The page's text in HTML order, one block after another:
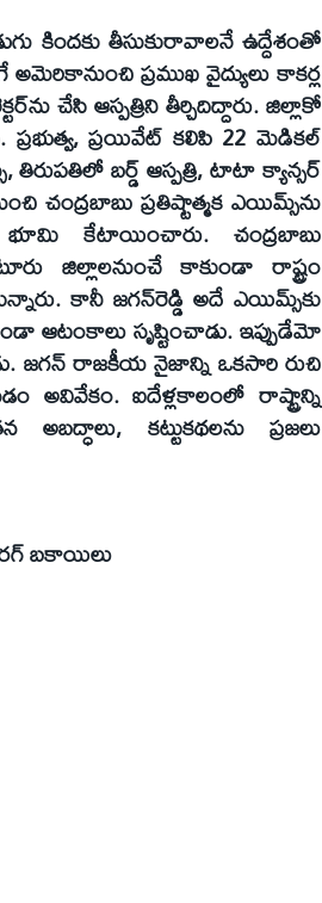
కిందకు తీసుకురావాలనే ఉద్దేశంతో
ప్రముఖ వైద్యులు కాకర్ల
చేసి ఆస్పత్రిని తీర్చిదిద్దారు. జిల్లాకో
ప్రయివేట్‌ కలిపి 22 మెడికల్‌
బర్డ్‌ ఆస్పత్రి, టాటా క్యాన్సర్‌
చంద్రబాబు ప్రతిష్టాత్మక ఎయిమ్స్‌ను
కేటాయించారు. చంద్రబాబు
జిల్లాలనుంచే కాకుండా రాష్ట్రం
కానీ జగన్‌రెడ్డి అదే ఎయిమ్స్‌కు
ఆటంకాలు సృష్టించాడు. ఇప్పుడేమో
జగన్‌ రాజకీయ నైజాన్ని ఒకసారి రుచి
అవివేకం. ఐదేళ్లకాలంలో రాష్ట్రాన్ని
కట్టుకథలను ప్రజలు
బకాయిలు